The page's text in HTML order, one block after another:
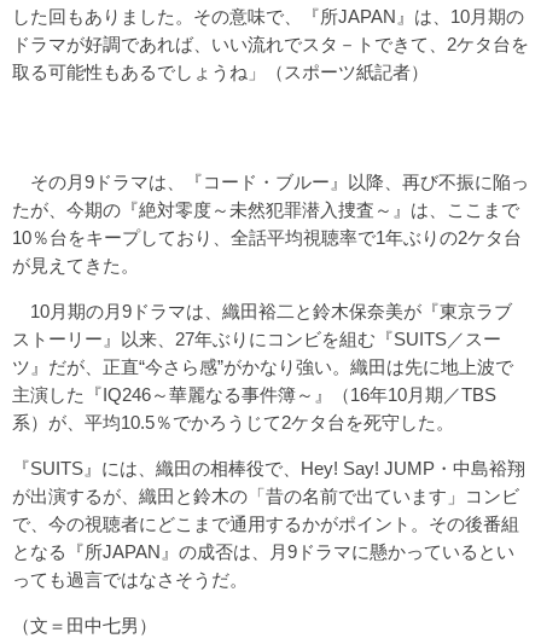
した回もありました。その意味で、『所JAPAN』は、10月期の
ドラマが好調であれば、いい流れでスタ－トできて、2ケタ台を
取る可能性もあるでしょうね」（スポーツ紙記者）
その月9ドラマは、『コード・ブルー』以降、再び不振に陥っ
たが、今期の『絶対零度～未然犯罪潜入捜査～』は、ここまで
10％台をキープしており、全話平均視聴率で1年ぶりの2ケタ台
が見えてきた。
10月期の月9ドラマは、織田裕二と鈴木保奈美が『東京ラブ
ストーリー』以来、27年ぶりにコンビを組む『SUITS／スー
ツ』だが、正直“今さら感”がかなり強い。織田は先に地上波で
主演した『IQ246～華麗なる事件簿～』（16年10月期／TBS
系）が、平均10.5％でかろうじて2ケタ台を死守した。
『SUITS』には、織田の相棒役で、Hey! Say! JUMP・中島裕翔
が出演するが、織田と鈴木の「昔の名前で出ています」コンビ
で、今の視聴者にどこまで通用するかがポイント。その後番組
となる『所JAPAN』の成否は、月9ドラマに懸かっているとい
っても過言ではなさそうだ。
（文＝田中七男）